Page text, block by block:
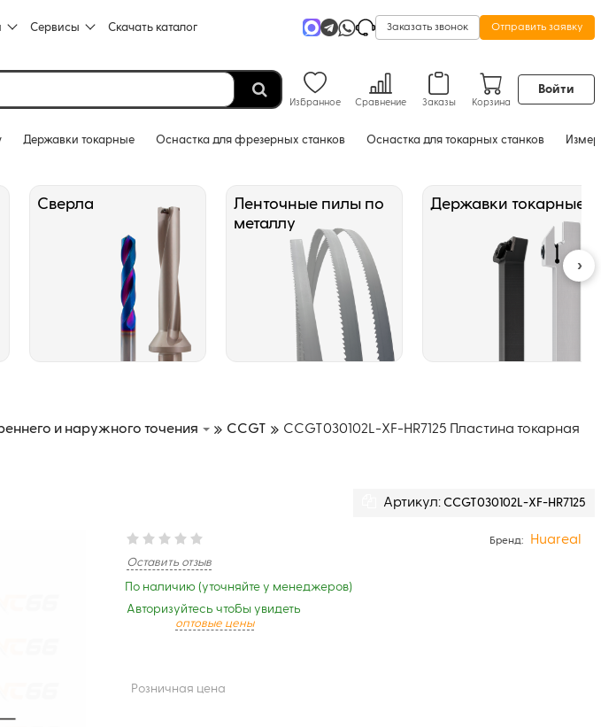
Сервисы Скачать каталог Заказать звонок Отправить заявку
Избранное Сравнение Заказы Корзина
Войти
Державки токарные Оснастка для фрезерных станков Оснастка для токарных станков
Сверла
Ленточные пилы по
металлу
Державки токарные
и наружного точения CCGT CCGT030102L-XF-HR7125 Пластина токарная
Артикул: CCGT030102L-XF-HR7125
Бренд: Huareal
Оставить отзыв
По наличию (уточняйте у менеджеров)
Авторизуйтесь чтобы увидеть
оптовые цены
Розничная цена